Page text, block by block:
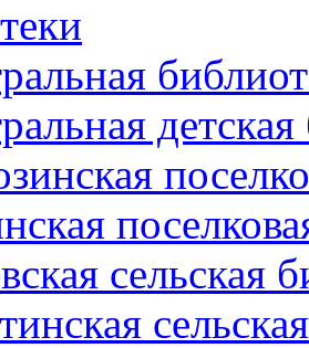
сельская